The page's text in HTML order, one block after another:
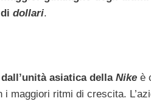
di dollari.
dall’unità asiatica della Nike è
i maggiori ritmi di crescita.